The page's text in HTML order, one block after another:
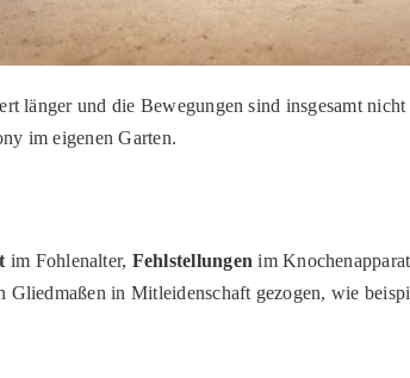
länger und die Bewegungen sind insgesamt
im eigenen Garten.
im Fohlenalter, Fehlstellungen im
in Mitleidenschaft gezogen, wie